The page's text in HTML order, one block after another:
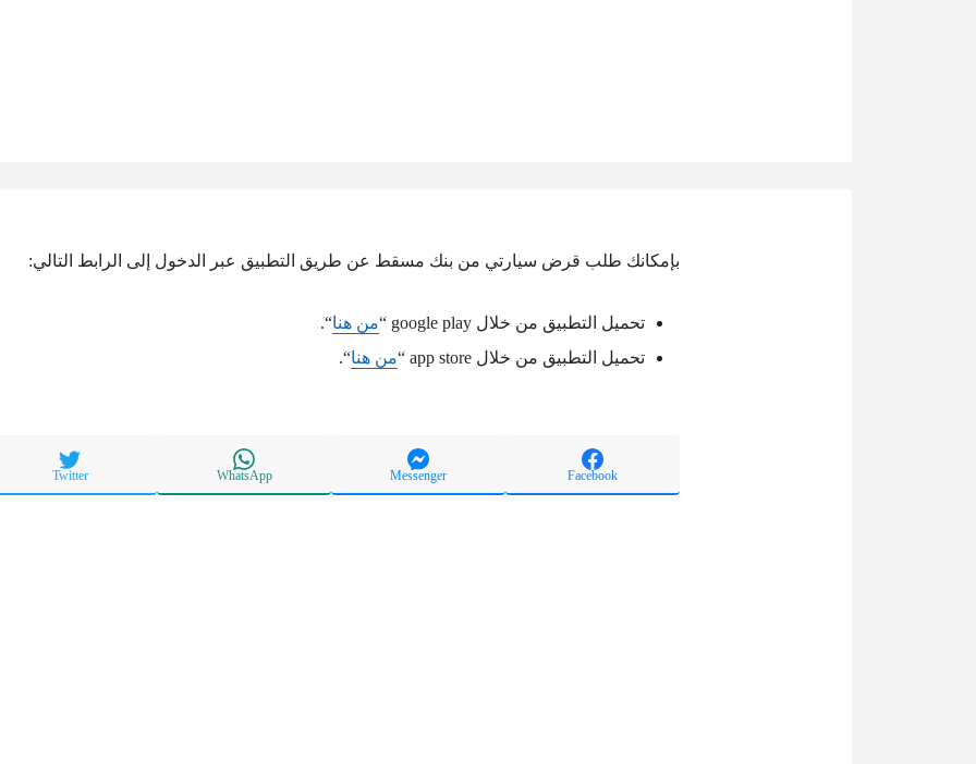
بإمكانك طلب قرض سيارتي من بنك مسقط عن طريق التطبيق عبر الدخول إلى الرابط التالي:
تحميل التطبيق من خلال google play “ من هنا“.
تحميل التطبيق من خلال app store “
من هنا“.
Facebook
Messenger
WhatsApp
Twitter